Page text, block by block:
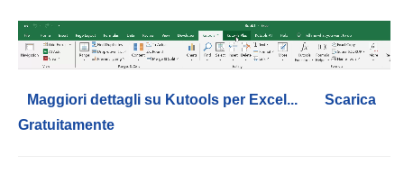
Maggiori dettagli su Kutools per Excel...
Scarica
Gratuitamente